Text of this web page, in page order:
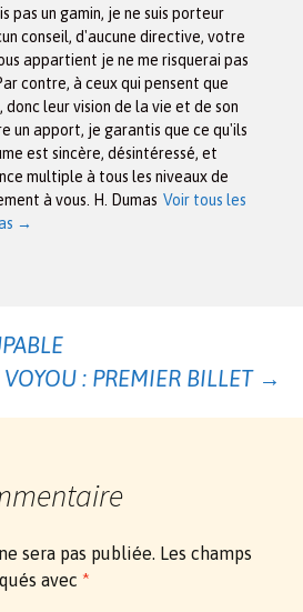
pas un gamin, je ne suis porteur
conseil, d'aucune directive, votre
appartient je ne me risquerai pas
contre, à ceux qui pensent que
donc leur vision de la vie et de son
un apport, je garantis que ce qu'ils
est sincère, désintéressé, et
multiple à tous les niveaux de
à vous. H. Dumas Voir tous les
→
VOYOU : PREMIER BILLET →
sera pas publiée. Les champs
avec *